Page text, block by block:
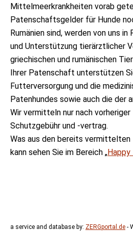
Mittelmeerkrankheiten vorab
Patenschaftsgelder für Hunde
Rumänien sind, werden von uns
und Unterstützung tierärztlicher
griechischen und rumänischen
Ihrer Patenschaft unterstützen
Futterversorgung und die
Patenhundes sowie auch die der
Wir vermitteln nur nach
Schutzgebühr und -vertrag.
Was aus den bereits vermittelten
kann sehen Sie im Bereich „Happy
a service and database by: ZERGportal.de -